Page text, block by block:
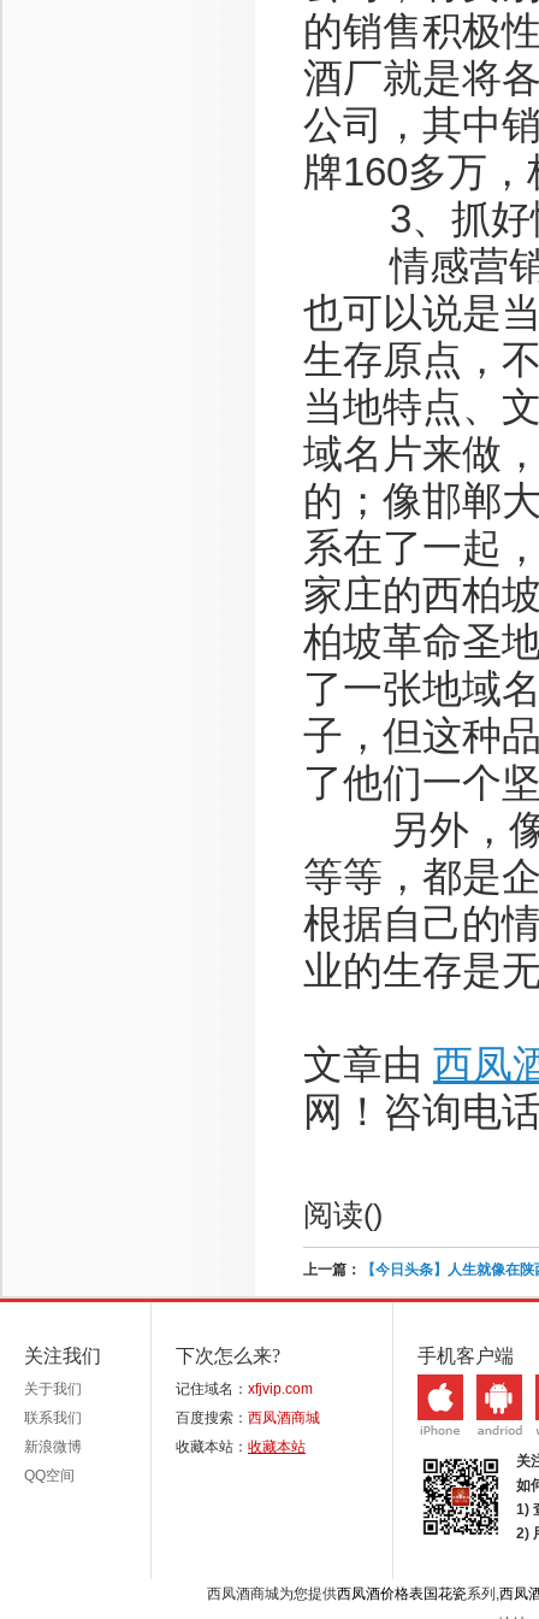
的销售积极
酒厂就是将
公司，其中
牌160多万
3、抓好
情感营销
也可以说是
生存原点，
当地特点、
域名片来做
的；像邯郸
系在了一起
家庄的西柏
柏坡革命圣
了一张地域
子，但这种
了他们一个
另外，像
等等，都是
根据自己的
业的生存是
文章由 西凤
网！咨询电
阅读()
上一篇： 【今日头条】人生就像在
关注我们
关于我们
联系我们
新浪微博
QQ空间
下次怎么来?
记住域名： xfjvip.com
百度搜索： 西凤酒商城
收藏本站： 收藏本站
手机客户端
关
如
1)
2)
西凤酒商城为您提供西凤酒价格表国花瓷系列,西凤